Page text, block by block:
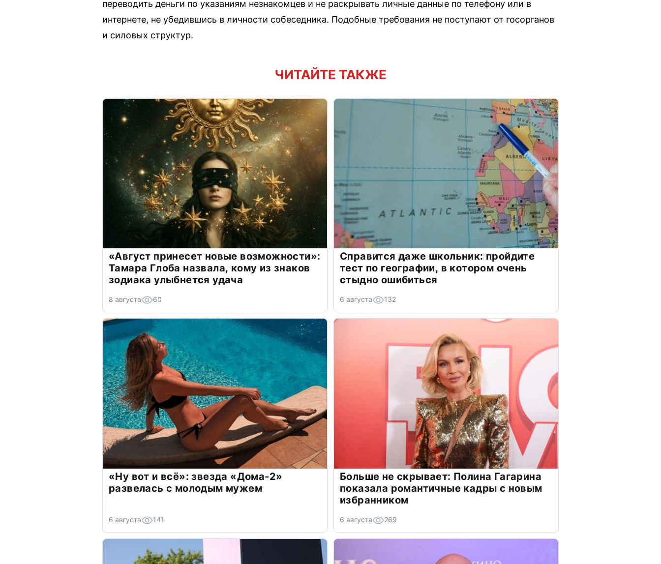
переводить деньги по указаниям незнакомцев и не раскрывать личные данные по телефону или в
интернете, не убедившись в личности собеседника. Подобные требования не поступают от госорганов
и силовых структур.
ЧИТАЙТЕ ТАКЖЕ
«Август принесет новые возможности»:
Тамара Глоба назвала, кому из знаков
зодиака улыбнется удача
8 августа 60
Справится даже школьник: пройдите
тест по географии, в котором очень
стыдно ошибиться
6 августа 132
«Ну вот и всё»: звезда «Дома-2»
развелась с молодым мужем
6 августа 141
Больше не скрывает: Полина Гагарина
показала романтичные кадры с новым
избранником
6 августа 269